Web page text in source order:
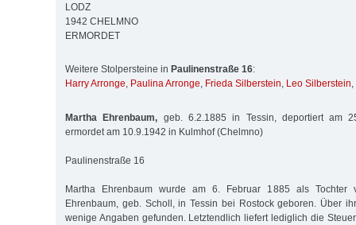
LODZ
1942 CHELMNO
ERMORDET
Weitere Stolpersteine in Paulinenstraße 16:
Harry Arronge, Paulina Arronge, Frieda Silberstein, Leo Silberstein,
Martha Ehrenbaum, geb. 6.2.1885 in Tessin, deportiert am
ermordet am 10.9.1942 in Kulmhof (Chelmno)
Paulinenstraße 16
Martha Ehrenbaum wurde am 6. Februar 1885 als Tochter
Ehrenbaum, geb. Scholl, in Tessin bei Rostock geboren. Über
wenige Angaben gefunden. Letztendlich liefert lediglich die